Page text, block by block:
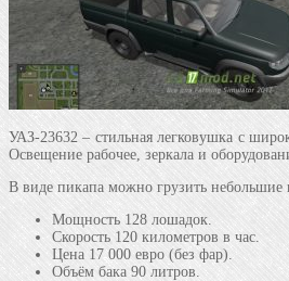
УАЗ-23632 – стильная легковушка с
Освещение рабочее, зеркала и
В виде пикапа можно грузить небольшие
Мощность 128 лошадок.
Скорость 120 километров в час.
Цена 17 000 евро (без фар).
Объём бака 90 литров.